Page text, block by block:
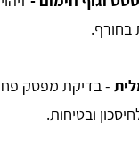
בחורף.
- בדיקת מפסק
ובטיחות.